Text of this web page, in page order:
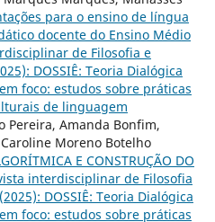
para o ensino de língua
docente do Ensino Médio
de Filosofia e
DOSSIÊ: Teoria Dialógica
foco: estudos sobre práticas
de linguagem
Pereira, Amanda Bonfim,
Moreno Botelho
E CONSTRUÇÃO DO
interdisciplinar de Filosofia
DOSSIÊ: Teoria Dialógica
foco: estudos sobre práticas